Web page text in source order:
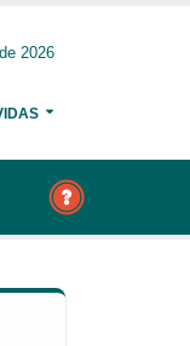
2026